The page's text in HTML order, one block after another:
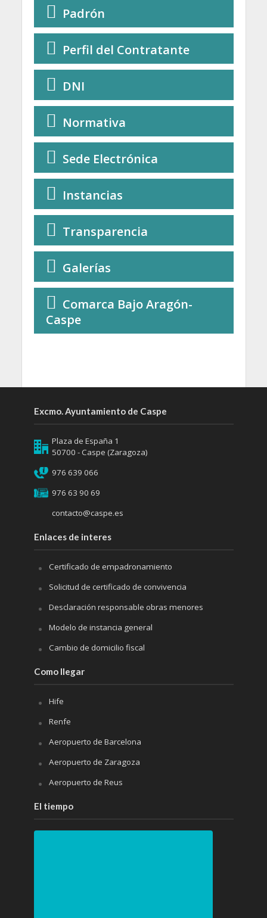
Padrón
Perfil del Contratante
DNI
Normativa
Sede Electrónica
Instancias
Transparencia
Galerías
Comarca Bajo Aragón-
Caspe
Excmo. Ayuntamiento de Caspe
Plaza de España 1
50700 - Caspe (Zaragoza)
976 639 066
976 63 90 69
contacto@caspe.es
Enlaces de interes
Certificado de empadronamiento
Solicitud de certificado de convivencia
Desclaración responsable obras menores
Modelo de instancia general
Cambio de domicilio fiscal
Como llegar
Hife
Renfe
Aeropuerto de Barcelona
Aeropuerto de Zaragoza
Aeropuerto de Reus
El tiempo